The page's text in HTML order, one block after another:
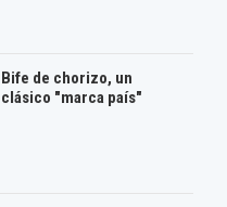
Bife de chorizo, un
clásico "marca país"